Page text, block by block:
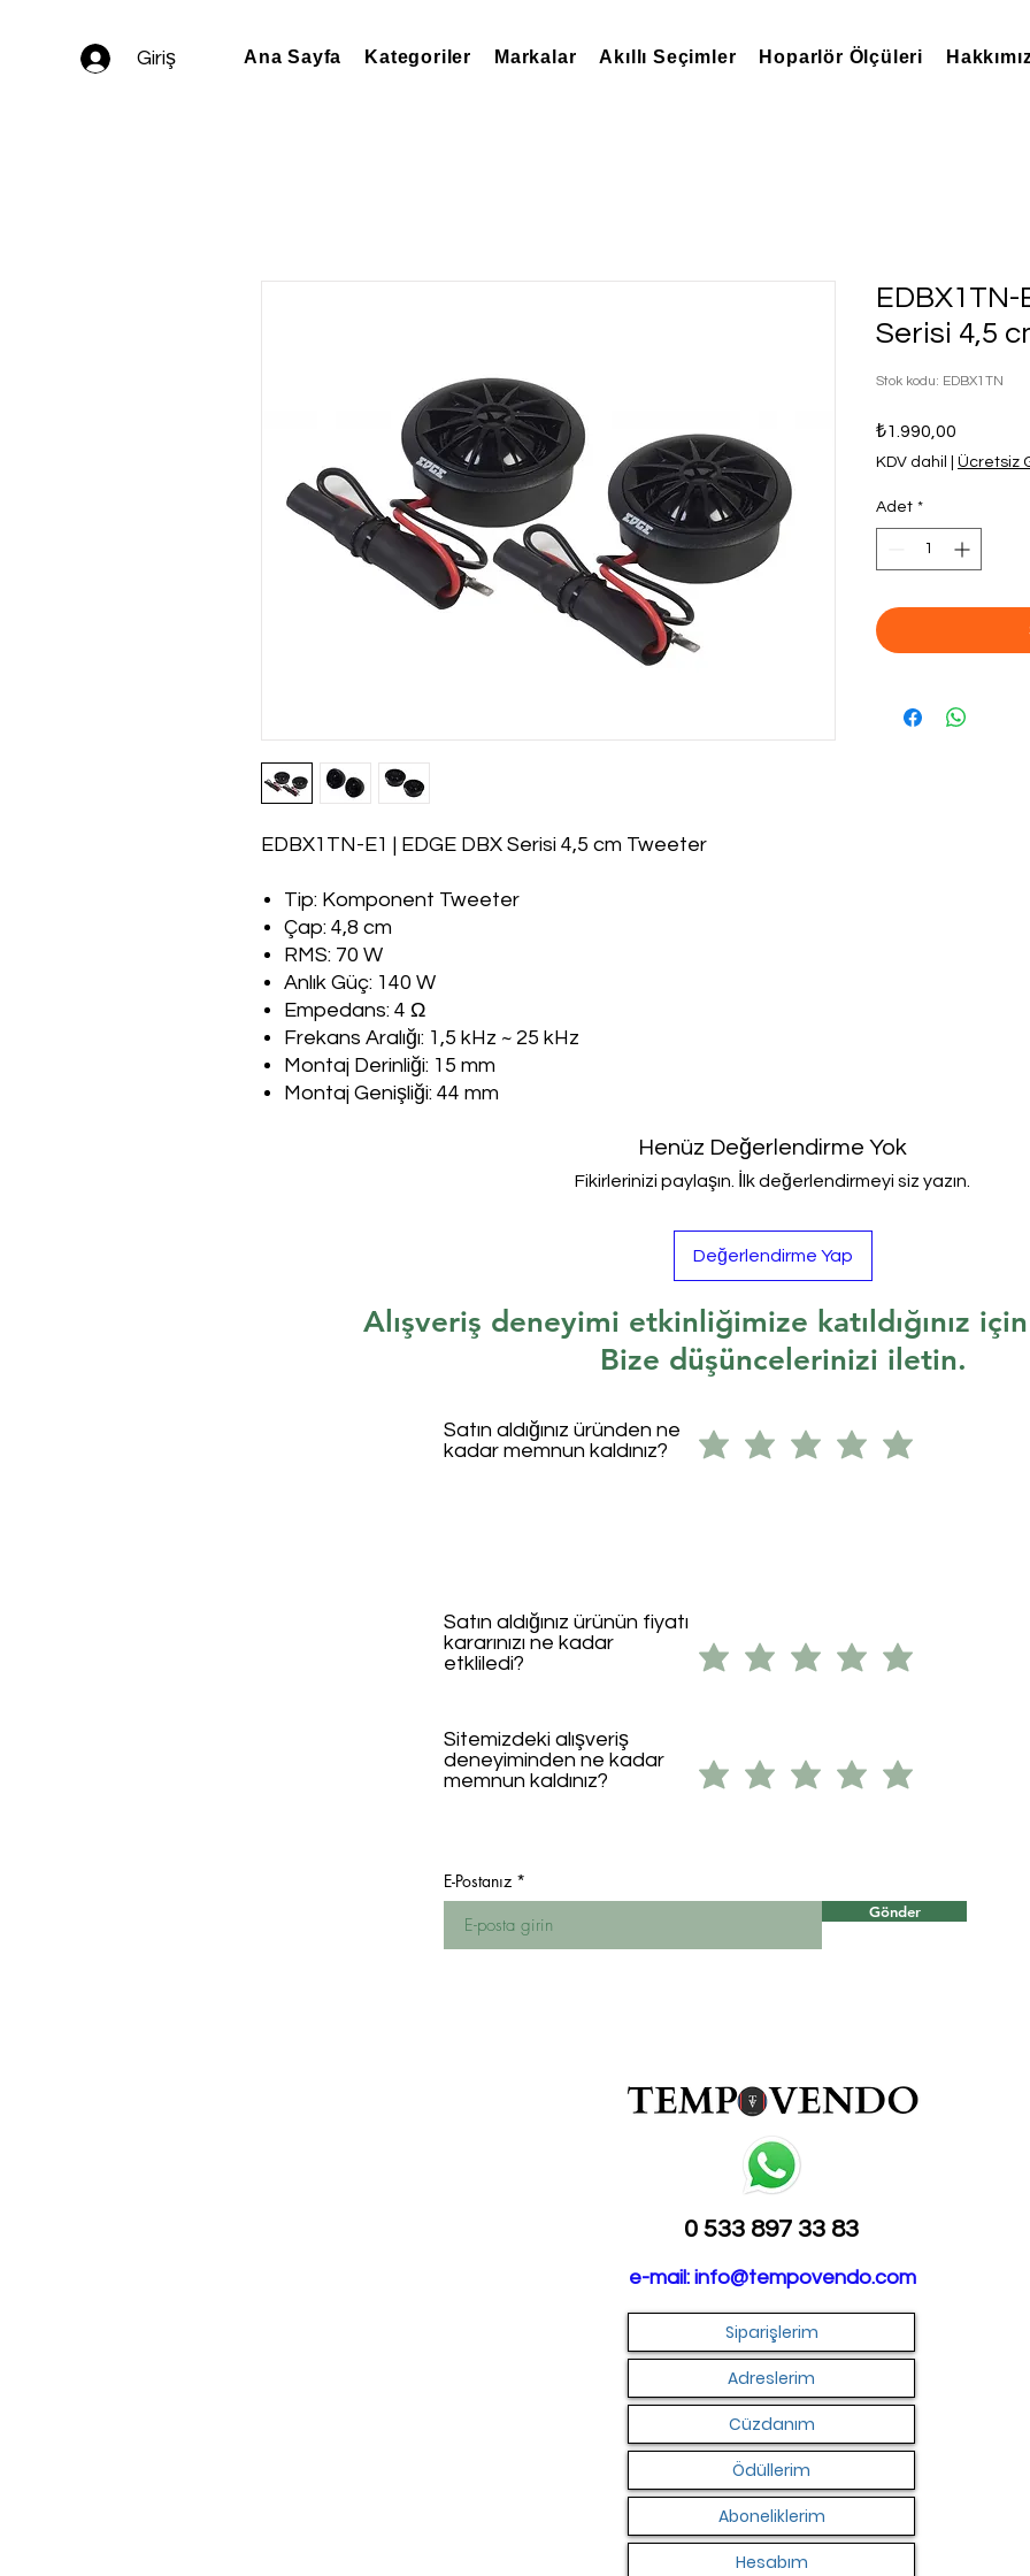
Giriş Ana Sayfa Kategoriler Markalar Akıllı Seçimler Hoparlör Ölçüleri
EDBX1TN-E1 | EDGE DBX Serisi 4,5 cm Tweeter
Tip: Komponent Tweeter
Çap: 4,8 cm
RMS: 70 W
Anlık Güç: 140 W
Empedans: 4 Ω
Frekans Aralığı: 1,5 kHz ~ 25 kHz
Montaj Derinliği: 15 mm
Montaj Genişliği: 44 mm
EDBX1TN-
Serisi 4,5
Stok kodu: EDBX1TN
₺1.990,00
KDV dahil Ücretsiz
Adet *
Henüz Değerlendirme Yok
Fikirlerinizi paylaşın. İlk değerlendirmeyi siz yazın.
Değerlendirme Yap
Alışveriş deneyimi etkinliğimize katıldığınız
Bize düşüncelerinizi iletin.
Satın aldığınız üründen ne
kadar memnun kaldınız?
Satın aldığınız ürünün fiyatı
kararınızı ne kadar
etkliledi?
Sitemizdeki alışveriş
deneyiminden ne kadar
memnun kaldınız?
E-Postanız
Gönder
0 533 897 33 83
e-mail: info@tempovendo.com
Siparişlerim
Adreslerim
Cüzdanım
Ödüllerim
Aboneliklerim
Hesabım